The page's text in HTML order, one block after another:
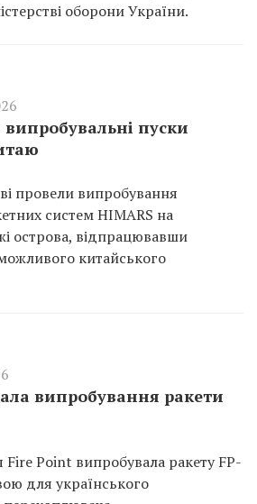
оборони України.
пуски
провели випробування
систем HIMARS на
острова, відпрацювавши
китайського
випробування ракети
Point випробувала ракету FP-
для українського